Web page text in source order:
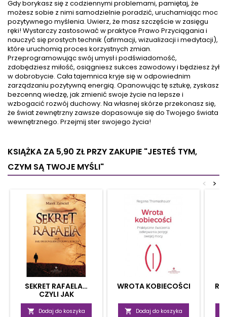
skorzystanie z pełni jego
potencjału. Porady
żywieniowe i ćwiczenia
fizyczne wymienione w tej
książce nie tylko naprawią te
części...
energią przestrzeni. Poznasz
zasady feng shui i
dopasujesz idealne kolory do
swoich wnętrz. Zaczniesz
zwracać uwagę nie tylko na
prawidłowe umiejscowienie
przedmiotów...
Gdy borykasz się z codziennymi problemami, pamiętaj, że
możesz sobie z nimi samodzielnie poradzić, uruchamiając moc
pozytywnego myślenia. Uwierz, że masz szczęście w zasięgu
ręki! Wystarczy zastosować w praktyce Prawo Przyciągania i
nauczyć się prostych technik (afirmacji, wizualizacji i medytacji),
które uruchomią proces korzystnych zmian.
Przeprogramowując swój umysł i podświadomość,
zdobędziesz miłość, osiągniesz sukces zawodowy i będziesz żył
w dobrobycie. Cała tajemnica kryje się w odpowiednim
zarządzaniu pozytywną energią. Opanowując tę sztukę, zyskasz
bezcenną wiedzę, jak zmienić swoje życie na lepsze i
wzbogacić rozwój duchowy. Na własnej skórze przekonasz się,
że świat zewnętrzny zawsze dopasowuje się do Twojego świata
wewnętrznego. Przejmij ster swojego życia!
KSIĄŻKA ZA 5,90 ZŁPRZY ZAKUPIE "JESTEŚ TYM,
CZYM SĄ TWOJE MYŚLI"
>
<
SEKRET RAFAELA…
CZYLI JAK
OSIĄGNĄŁEM ŻYCIOWY
SUKCES
 Dodaj do koszyka
WROTA KOBIECOŚCI
 Dodaj do koszyka